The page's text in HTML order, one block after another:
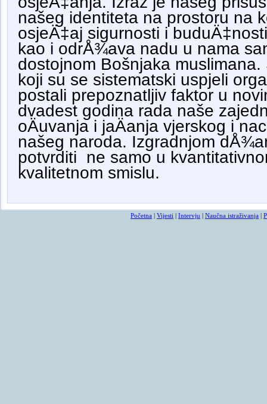
našeg identiteta na prostoru na
osjeÄ‡aj sigurnosti i
kao i odrÅ¾ava nadu u nama
dostojnom Bošnjaka
koji su se sistematski uspjeli
postali prepoznatljiv faktor u
dvadest godina rada naše
oÄuvanja i jaÄanja vjerskog i
našeg naroda. Izgradnjom
potvrditi ne samo u
kvalitetnom smislu.
Početna Vijesti Intervju Naučna istraživanja